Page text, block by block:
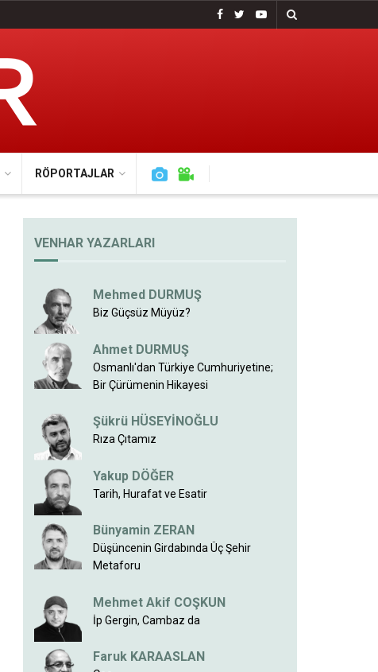
RÖPORTAJLAR
VENHAR YAZARLARI
Mehmed DURMUŞ
Biz Güçsüz Müyüz?
Ahmet DURMUŞ
Osmanlı'dan Türkiye Cumhuriyetine;
Bir Çürümenin Hikayesi
Şükrü HÜSEYİNOĞLU
Rıza Çıtamız
Yakup DÖĞER
Tarih, Hurafat ve Esatir
Bünyamin ZERAN
Düşüncenin Girdabında Üç Şehir
Metaforu
Mehmet Akif COŞKUN
İp Gergin, Cambaz da
Faruk KARAASLAN